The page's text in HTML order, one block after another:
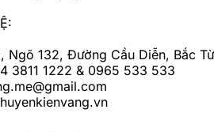
Ngõ 132, Đường Cầu Diễn, Bắc
3811 1222 & 0965 533 533